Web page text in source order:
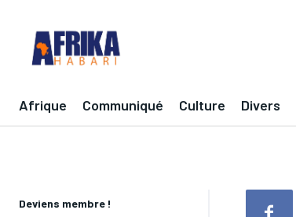
Afrique Communiqué Culture Divers
Deviens membre !